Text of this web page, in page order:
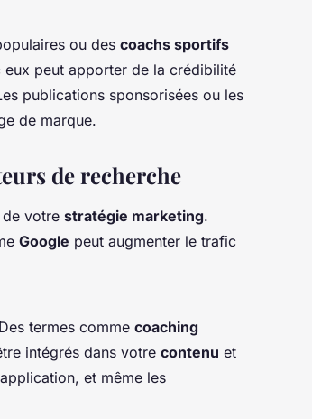
ou des coachs sportifs
peut apporter de la crédibilité
publications sponsorisées ou les
de marque.
de recherche
de votre stratégie marketing.
Google peut augmenter le trafic
termes comme coaching
intégrés dans votre contenu et
et même les